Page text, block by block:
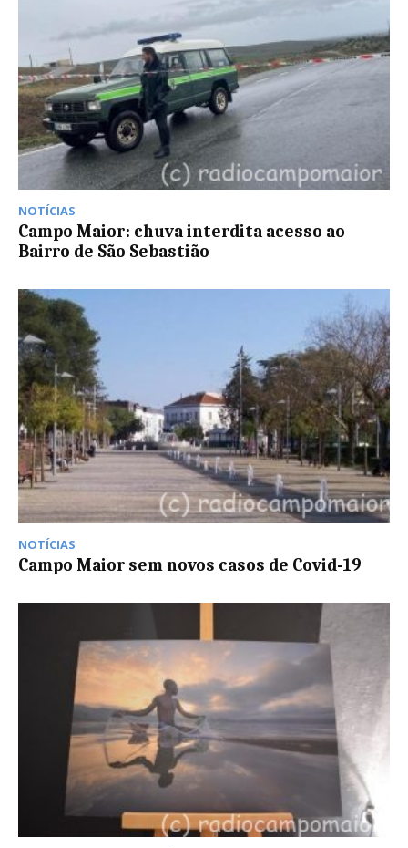
NOTÍCIAS
Campo Maior: chuva interdita acesso ao
Bairro de São Sebastião
NOTÍCIAS
Campo Maior sem novos casos de Covid-19